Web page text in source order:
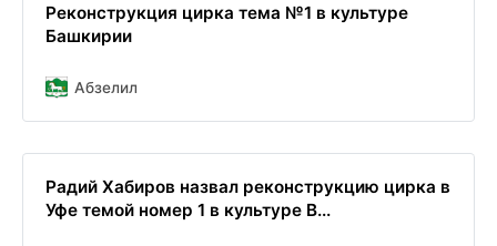
Реконструкция цирка тема №1 в культуре
Башкирии
Абзелил
Радий Хабиров назвал реконструкцию цирка в
Уфе темой номер 1 в культуре В...